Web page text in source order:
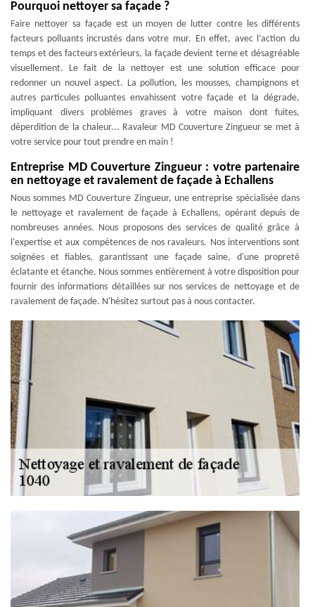
Pourquoi nettoyer sa façade ?
Faire nettoyer sa façade est un moyen de lutter contre les différents
facteurs polluants incrustés dans votre mur. En effet, avec l’action du
temps et des facteurs extérieurs, la façade devient terne et désagréable
visuellement. Le fait de la nettoyer est une solution efficace pour
redonner un nouvel aspect. La pollution, les mousses, champignons et
autres particules polluantes envahissent votre façade et la dégrade,
impliquant divers problèmes graves à votre maison dont fuites,
déperdition de la chaleur... Ravaleur MD Couverture Zingueur se met à
votre service pour tout prendre en main !
Entreprise MD Couverture Zingueur : votre partenaire
en nettoyage et ravalement de façade à Echallens
Nous sommes MD Couverture Zingueur, une entreprise spécialisée dans
le nettoyage et ravalement de façade à Echallens, opérant depuis de
nombreuses années. Nous proposons des services de qualité grâce à
l'expertise et aux compétences de nos ravaleurs. Nos interventions sont
soignées et fiables, garantissant une façade saine, d'une propreté
éclatante et étanche. Nous sommes entièrement à votre disposition pour
fournir des informations détaillées sur nos services de nettoyage et de
ravalement de façade. N'hésitez surtout pas à nous contacter.